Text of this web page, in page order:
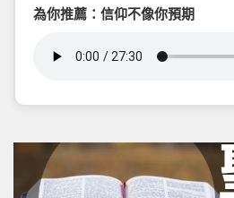
為你推薦：信仰不像你預期